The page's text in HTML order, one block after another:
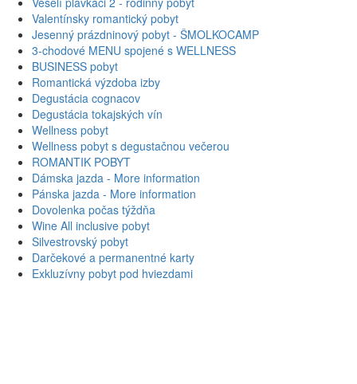
Valentínsky romantický pobyt
Jesenný prázdninový pobyt - ŠMOLKOCAMP
3-chodové MENU spojené s WELLNESS
BUSINESS pobyt
Romantická výzdoba izby
Degustácia cognacov
Degustácia tokajských vín
Wellness pobyt
Wellness pobyt s degustačnou večerou
ROMANTIK POBYT
Dámska jazda - More information
Pánska jazda - More information
Dovolenka počas týždňa
Wine All inclusive pobyt
Silvestrovský pobyt
Darčekové a permanentné karty
Exkluzívny pobyt pod hviezdami